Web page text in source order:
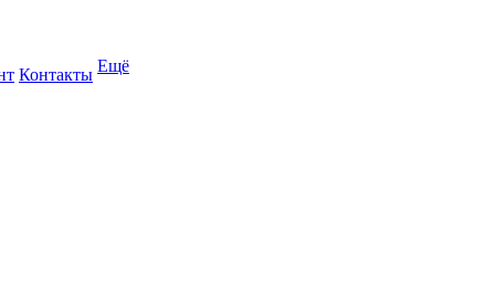
Контакты Ещё